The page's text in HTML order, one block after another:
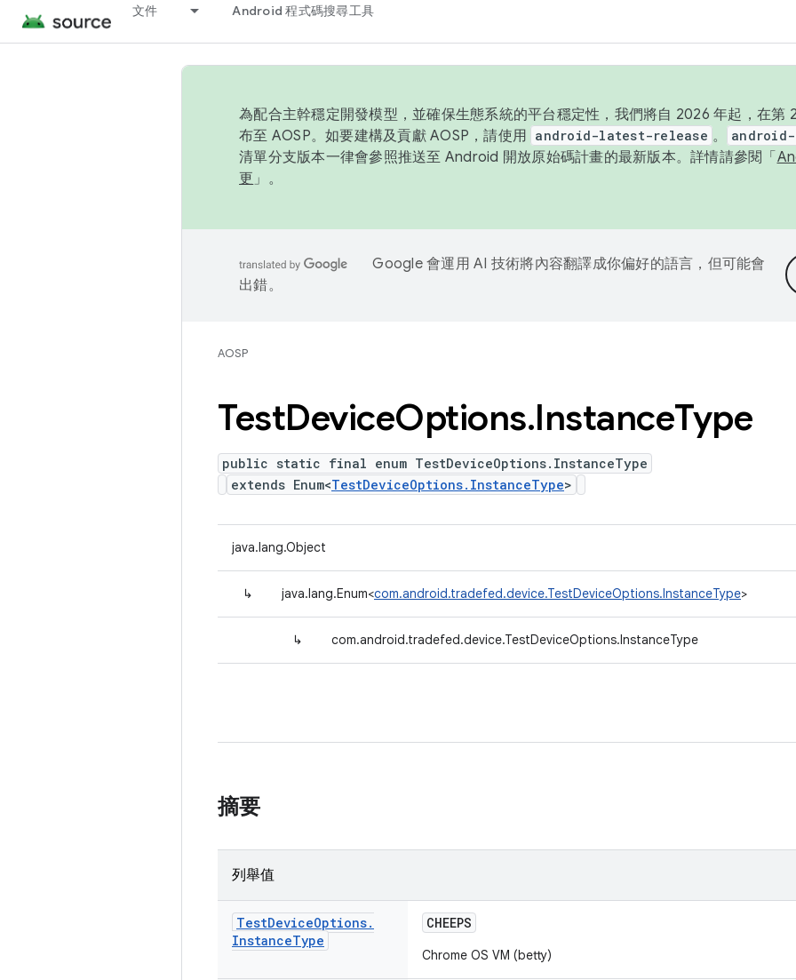
文件 Android 程式碼搜尋工具
為配合主幹穩定開發模型，並確保生態系統的平台穩定性，我們將自 2026 年起，在第
布至 AOSP。如要建構及貢獻 AOSP，請使用 android-latest-release 。
清單分支版本一律會參照推送至 Android 開放原始碼計畫的最新版本。詳情請參閱「
更 」。
Google 會運用 AI 技術將內容翻譯成你偏好的語言，但可能會
出錯。
AOSP
TestDeviceOptions.InstanceType
public static final enum TestDeviceOptions.InstanceType
extends Enum<TestDeviceOptions.InstanceType>
java.lang.Object
↳ java.lang.Enum<com.android.tradefed.device.TestDeviceOptions.InstanceType>
↳ com.android.tradefed.device.TestDeviceOptions.InstanceType
摘要
列舉值
TestDeviceOptions.
InstanceType
CHEEPS
Chrome OS VM (betty)